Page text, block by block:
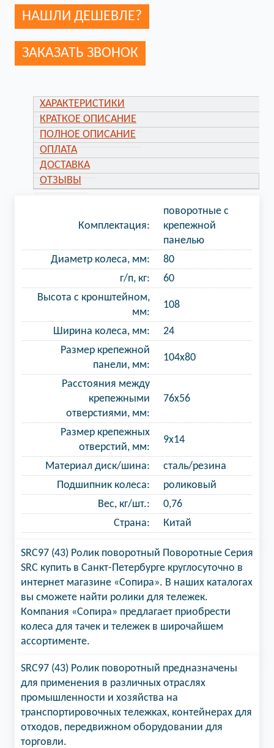
НАШЛИ ДЕШЕВЛЕ?
ЗАКАЗАТЬ ЗВОНОК
ХАРАКТЕРИСТИКИ
КРАТКОЕ ОПИСАНИЕ
ПОЛНОЕ ОПИСАНИЕ
ОПЛАТА
ДОСТАВКА
ОТЗЫВЫ
Комплектация:
поворотные с
крепежной
панелью
Диаметр колеса, мм:
80
г/п, кг:
60
Высота с кронштейном,
мм:
108
Ширина колеса, мм:
24
Размер крепежной
панели, мм:
104x80
Расстояния между
крепежными
отверстиями, мм:
76x56
Размер крепежных
отверстий, мм:
9х14
Материал диск/шина:
сталь/резина
Подшипник колеса:
роликовый
Вес, кг/шт.:
0,76
Страна:
Китай
SRC97 (43) Ролик поворотный Поворотные Серия
SRC купить в Санкт-Петербурге круглосуточно в
интернет магазине «Сопира». В наших каталогах
вы сможете найти ролики для тележек.
Компания «Сопира» предлагает приобрести
колеса для тачек и тележек в широчайшем
ассортименте.
SRC97 (43) Ролик поворотный предназначены
для применения в различных отраслях
промышленности и хозяйства на
транспортировочных тележках, контейнерах для
отходов, передвижном оборудовании для
торговли.